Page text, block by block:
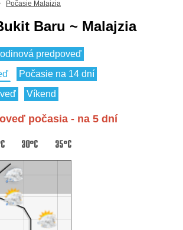
Počasie Malajzia
Baru ~ Malajzia
predpoveď
Počasie na 14 dní
Víkend
počasia - na 5 dní
30°C 35°C